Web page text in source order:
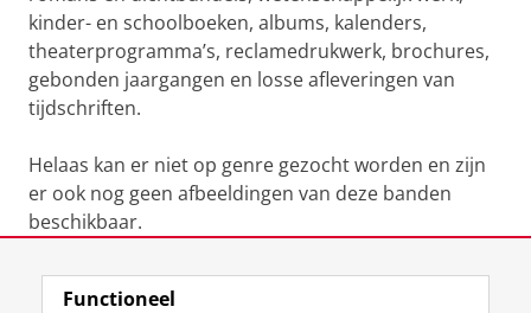
kinder- en schoolboeken, albums, kalenders,
theaterprogramma’s, reclamedrukwerk, brochures,
gebonden jaargangen en losse afleveringen van
tijdschriften.
Helaas kan er niet op genre gezocht worden en zijn
er ook nog geen afbeeldingen van deze banden
beschikbaar.
Laatst gewijzigd: 12 juni 2025 13:34
Functioneel